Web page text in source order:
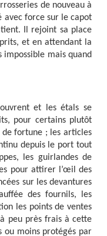
de nouveau à
avec force sur le capot
Il rejoint sa place
et en attendant la
mais quand
et les étals se
pour certains plutôt
de fortune ; les articles
depuis le port tout
les guirlandes de
pour attirer l’œil des
sur les devantures
des fournils, les
les points de ventes
peu près frais à cette
ou moins protégés par